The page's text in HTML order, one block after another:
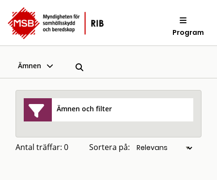
Program
Ämnen
Ämnen och filter
Antal träffar: 0 Sortera på: